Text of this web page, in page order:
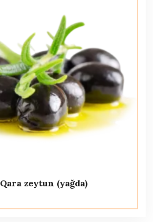
Qara zeytun (yağda)